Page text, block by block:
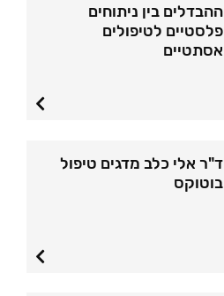
ההבדלים בין ניתוחים
פלסטיים לטיפולים
אסתטיים
ד"ר אלי כלב מדגים טיפול
בוטוקס